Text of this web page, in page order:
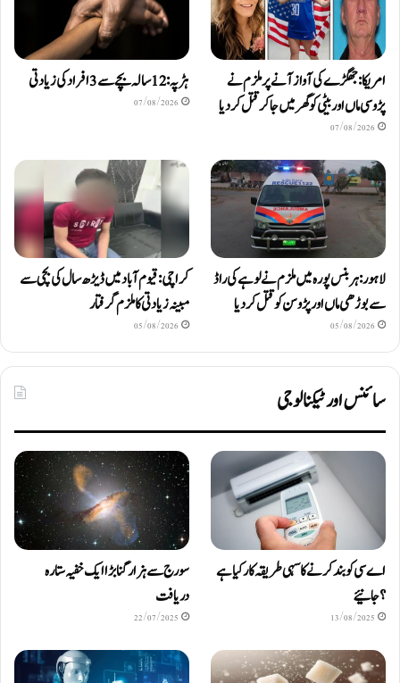
امریکا: جھگڑے کی آواز آنے پر ملزم نے
پڑوسی ماں اور بیٹی کو گھر میں جا کر قتل کر دیا
07/08/2026
ہڑپہ: 12 سالہ بچے سے 3 افراد کی زیادتی
07/08/2026
لاہور: ہربنس پورہ میں ملزم نے لوہے کی راڈ
سے بوڑھی ماں اور پڑوسن کو قتل کر دیا
05/08/2026
کراچی: قیوم آباد میں ڈیڑھ سال کی بچی سے
مبینہ زیادتی کا ملزم گرفتار
05/08/2026
سائنس اور ٹیکنالوجی
اے سی کو بند کرنے کا سہی طریقہ کار کیا ہے
؟ جانیئے
13/08/2025
سورج سے ہزار گنا بڑا ایک خفیہ ستارہ
دریافت
22/07/2025